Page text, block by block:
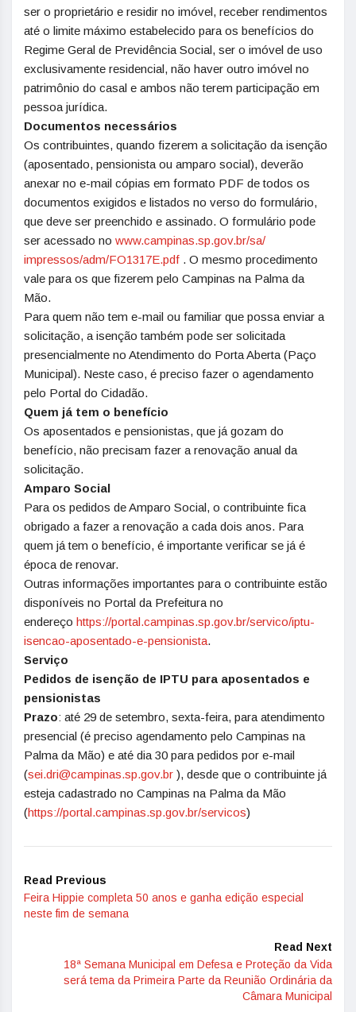
ser o proprietário e residir no imóvel, receber rendimentos
até o limite máximo estabelecido para os benefícios do
Regime Geral de Previdência Social, ser o imóvel de uso
exclusivamente residencial, não haver outro imóvel no
patrimônio do casal e ambos não terem participação em
pessoa jurídica.
Documentos necessários
Os contribuintes, quando fizerem a solicitação da isenção
(aposentado, pensionista ou amparo social), deverão
anexar no e-mail cópias em formato PDF de todos os
documentos exigidos e listados no verso do formulário,
que deve ser preenchido e assinado. O formulário pode
ser acessado no www.campinas.sp.gov.br/sa/
impressos/adm/FO1317E.pdf . O mesmo procedimento
vale para os que fizerem pelo Campinas na Palma da
Mão.
Para quem não tem e-mail ou familiar que possa enviar a
solicitação, a isenção também pode ser solicitada
presencialmente no Atendimento do Porta Aberta (Paço
Municipal). Neste caso, é preciso fazer o agendamento
pelo Portal do Cidadão.
Quem já tem o benefício
Os aposentados e pensionistas, que já gozam do
benefício, não precisam fazer a renovação anual da
solicitação.
Amparo Social
Para os pedidos de Amparo Social, o contribuinte fica
obrigado a fazer a renovação a cada dois anos. Para
quem já tem o benefício, é importante verificar se já é
época de renovar.
Outras informações importantes para o contribuinte estão
disponíveis no Portal da Prefeitura no
endereço https://portal.campinas.sp.gov.br/servico/iptu-
isencao-aposentado-e-pensionista.
Serviço
Pedidos de isenção de IPTU para aposentados e
pensionistas
Prazo: até 29 de setembro, sexta-feira, para atendimento
presencial (é preciso agendamento pelo Campinas na
Palma da Mão) e até dia 30 para pedidos por e-mail
(sei.dri@campinas.sp.gov.br ), desde que o contribuinte já
esteja cadastrado no Campinas na Palma da Mão
(https://portal.campinas.sp.gov.br/servicos)
Read Previous
Feira Hippie completa 50 anos e ganha edição especial
neste fim de semana
Read Next
18ª Semana Municipal em Defesa e Proteção da Vida
será tema da Primeira Parte da Reunião Ordinária da
Câmara Municipal